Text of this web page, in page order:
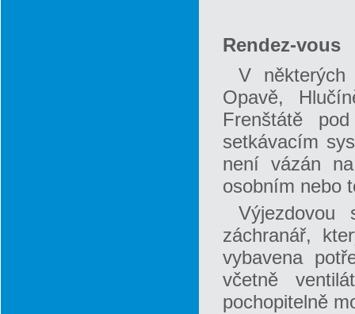
Rendez-vous
V některých
Opavě,
Frenštátě
setkávacím
není vázán
osobním nebo
Výjezdovou
záchranář,
vybavena
včetně
pochopitelně